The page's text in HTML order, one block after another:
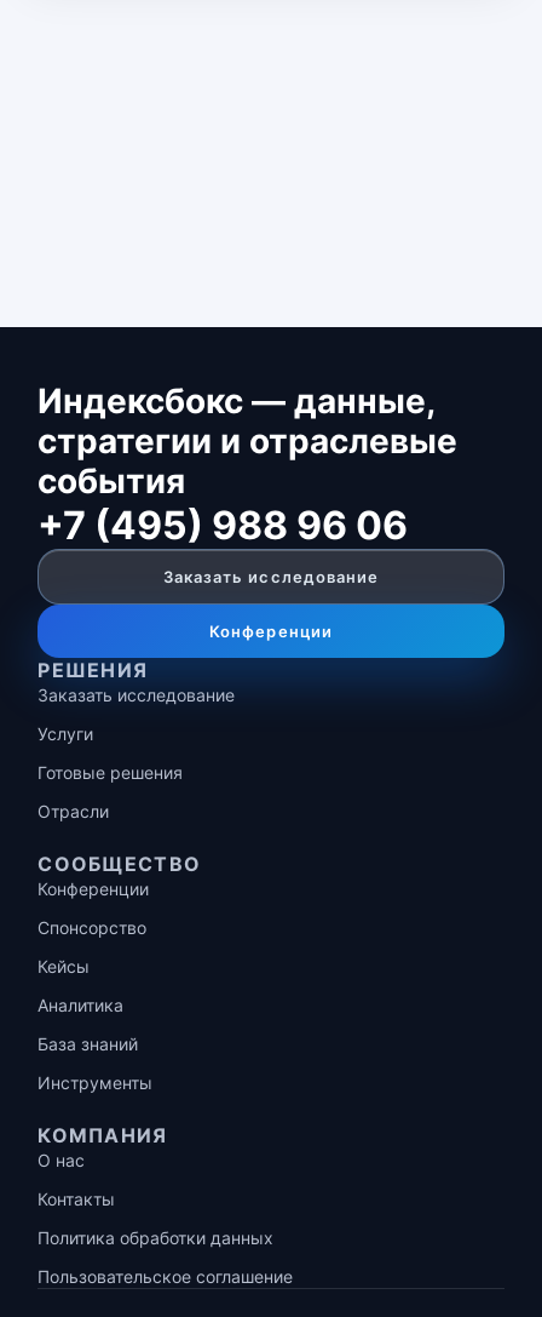
Индексбокс — данные,
стратегии и отраслевые
события
+7 (495) 988 96 06
Заказать исследование
Конференции
РЕШЕНИЯ
Заказать исследование
Услуги
Готовые решения
Отрасли
СООБЩЕСТВО
Конференции
Спонсорство
Кейсы
Аналитика
База знаний
Инструменты
КОМПАНИЯ
О нас
Контакты
Политика обработки данных
Пользовательское соглашение